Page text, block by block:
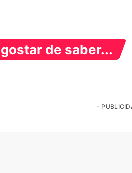
de saber...
-